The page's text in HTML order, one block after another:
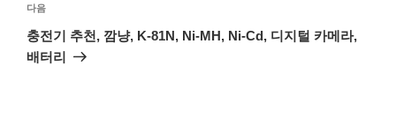
다
음
글
다음
충전기 추천, 깜냥, K-81N, Ni-MH, Ni-Cd, 디지털 카메라,
배터리